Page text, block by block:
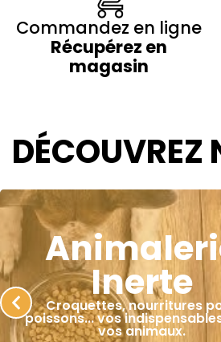
Commandez en ligne
Récupérez en
magasin
DÉCOUVREZ
Inerte
Croquettes, nourritures
poissons... vos
vos animaux.